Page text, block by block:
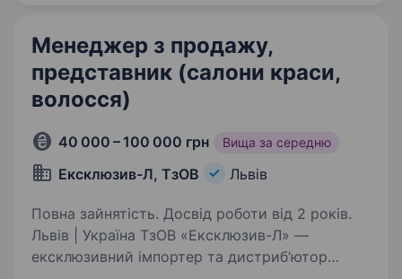
Менеджер з продажу,
представник (салони краси,
волосся)
40 000 – 100 000 грн Вища за середню
Ексклюзив-Л, ТзОВ Львів
Повна зайнятість. Досвід роботи від 2 років.
Львів | Україна ТзОВ «Ексклюзив-Л» —
ексклюзивний імпортер та дистриб’ютор